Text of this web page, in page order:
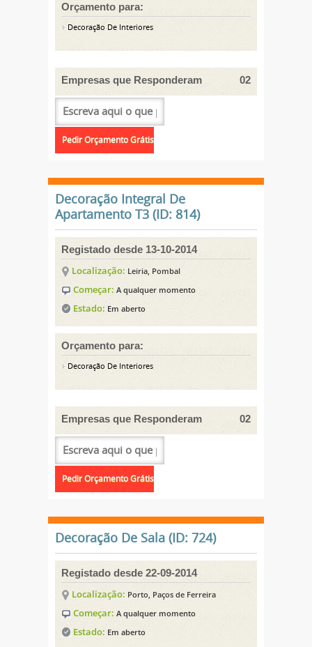
Orçamento para:
Decoração De Interiores
Empresas que Responderam 02
Decoração Integral De
Apartamento T3 (ID: 814)
Registado desde 13-10-2014
Localização: Leiria, Pombal
Começar: A qualquer momento
Estado: Em aberto
Orçamento para:
Decoração De Interiores
Empresas que Responderam 02
Decoração De Sala (ID: 724)
Registado desde 22-09-2014
Localização: Porto, Paços de Ferreira
Começar: A qualquer momento
Estado: Em aberto